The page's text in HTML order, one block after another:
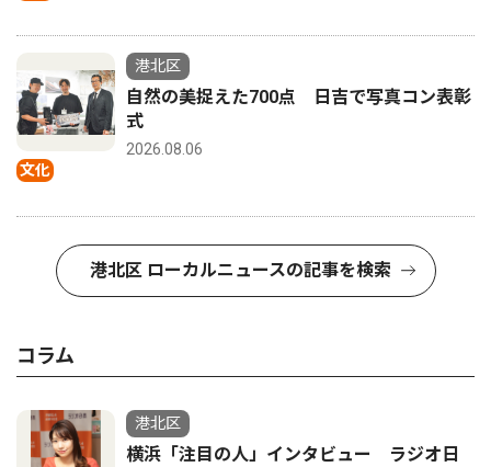
文化
港北区
自然の美捉えた700点 日吉で写真コン表彰
式
2026.08.06
港北区 ローカルニュースの記事を検索
コラム
港北区
横浜「注目の人」インタビュー ラジオ日